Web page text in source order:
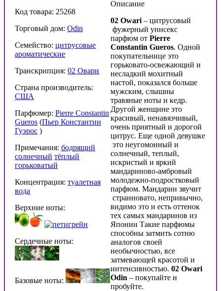
Код товара: 25268
Торговый дом: Odin
Семейство: цитрусовые
ароматические
Транскрипция: 02 Овари
Страна производитель:
США
Парфюмер: Pierre Constantin
Gueros (Пьер Константин
Гуэрос )
Примечания: бодрящий
солнечный тёплый
горьковатый
Концентрация: туалетная
вода
Верхние ноты:
Сердечные ноты:
Базовые ноты:
Описание
02 Owari – цитрусовый
фужерный унисекс
парфюм от Pierre
Constantin Gueros. Одной
покупательнице это
горьковато-освежающий и
несладкий мохитный
настой, показался больше
мужским, слышны
травяные ноты и кедр.
Другой женщине это
красивый, ненавязчивый,
очень приятный и дорогой
цитрус. Еще одной девушке
это неугомонный и
солнечный, теплый,
искристый и яркий
мандариново-амбровый
молодежно-подростковый
парфюм. Мандарин звучит
странновато, непривычно,
видимо это и есть оттенок
тех самых мандаринов из
Японии Такие парфюмы
способны затмить сотню
аналогов своей
необычностью, все
затмевающей красотой и
интенсивностью. 02 Owari
Odin – покупайте и
пробуйте.